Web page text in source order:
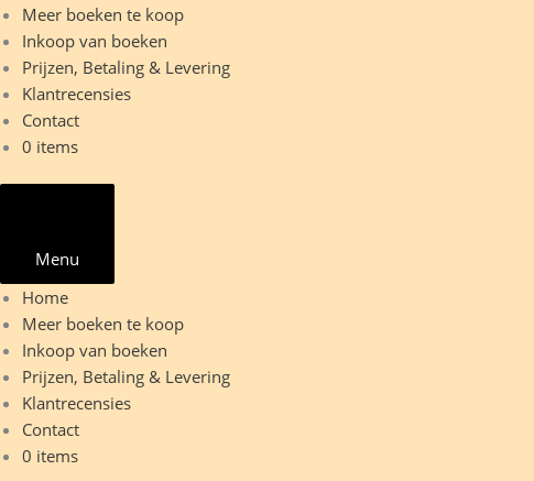
Meer boeken te koop
Inkoop van boeken
Prijzen, Betaling & Levering
Klantrecensies
Contact
0 items
Menu
Home
Meer boeken te koop
Inkoop van boeken
Prijzen, Betaling & Levering
Klantrecensies
Contact
0 items